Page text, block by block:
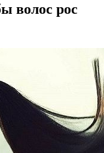
волос рос